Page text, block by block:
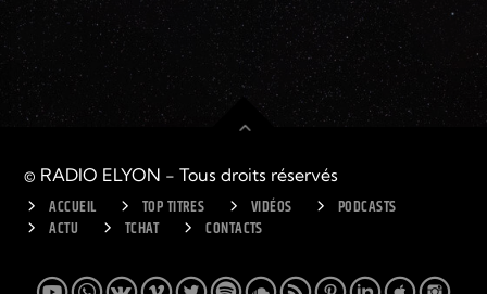
© RADIO ELYON - Tous droits réservés
ACCUEIL TOP TITRES VIDÉOS
PODCASTS
ACTU
TCHAT CONTACTS